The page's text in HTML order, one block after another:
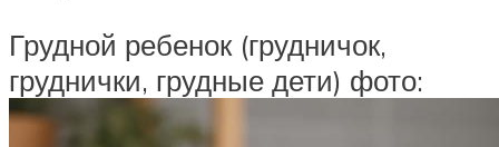
Грудной ребенок (грудничок,
груднички, грудные дети) фото: